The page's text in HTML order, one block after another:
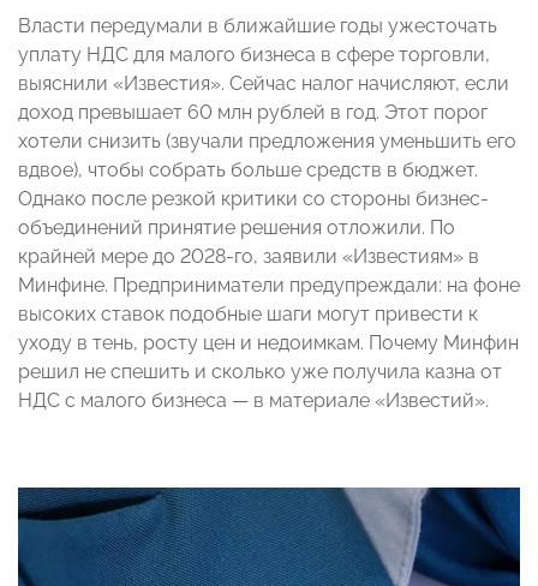
Власти передумали в ближайшие годы ужесточать
уплату НДС для малого бизнеса в сфере торговли,
выяснили «Известия». Сейчас налог начисляют, если
доход превышает 60 млн рублей в год. Этот порог
хотели снизить (звучали предложения уменьшить его
вдвое), чтобы собрать больше средств в бюджет.
Однако после резкой критики со стороны бизнес-
объединений принятие решения отложили. По
крайней мере до 2028-го, заявили «Известиям» в
Минфине. Предприниматели предупреждали: на фоне
высоких ставок подобные шаги могут привести к
уходу в тень, росту цен и недоимкам. Почему Минфин
решил не спешить и сколько уже получила казна от
НДС с малого бизнеса — в материале «Известий».